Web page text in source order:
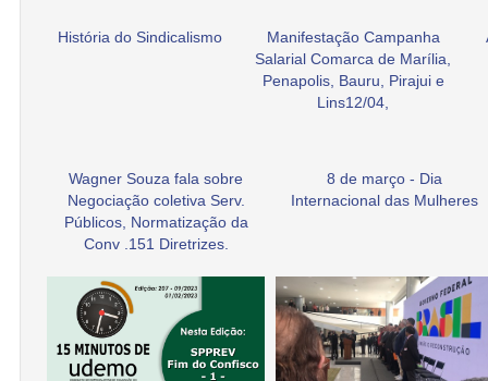
História do Sindicalismo
Manifestação Campanha
Salarial Comarca de Marília,
Penapolis, Bauru, Pirajui e
Lins12/04,
Wagner Souza fala sobre
Negociação coletiva Serv.
Públicos, Normatização da
Conv .151 Diretrizes.
8 de março - Dia
Internacional das Mulheres